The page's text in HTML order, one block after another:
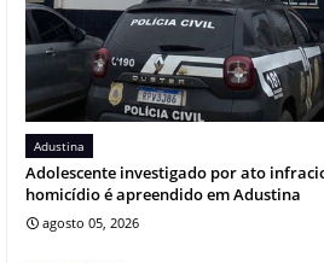
Adustina
Adolescente investigado por ato
homicídio é apreendido em Adustina
agosto 05, 2026